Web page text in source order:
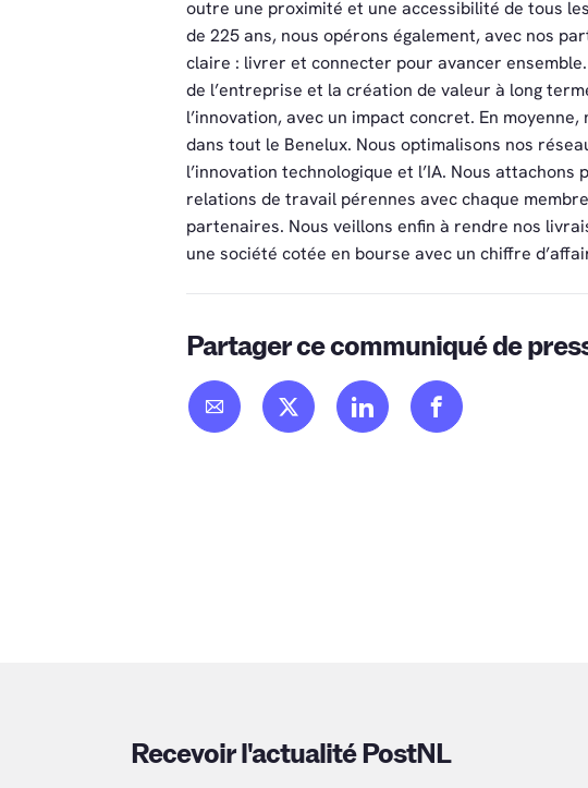
outre une proximité et une accessibilité de tous
de 225 ans, nous opérons également, avec nos
claire : livrer et connecter pour avancer
de l’entreprise et la création de valeur à long
l’innovation, avec un impact concret. En
dans tout le Benelux. Nous optimalisons nos
l’innovation technologique et l’IA. Nous
relations de travail pérennes avec chaque
partenaires. Nous veillons enfin à rendre nos
une société cotée en bourse avec un chiffre
Partager ce communiqué de
Recevoir l'actualité PostNL